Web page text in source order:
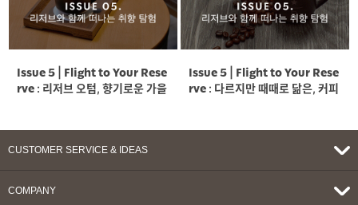
Issue 5 | Flight to Your Rese
rve : 리저브 오텀, 향기로운 가을
Issue 5 | Flight to Your Rese
rve : 다르지만 때때로 닮은, 커피
CUSTOMER SERVICE & IDEAS
COMPANY